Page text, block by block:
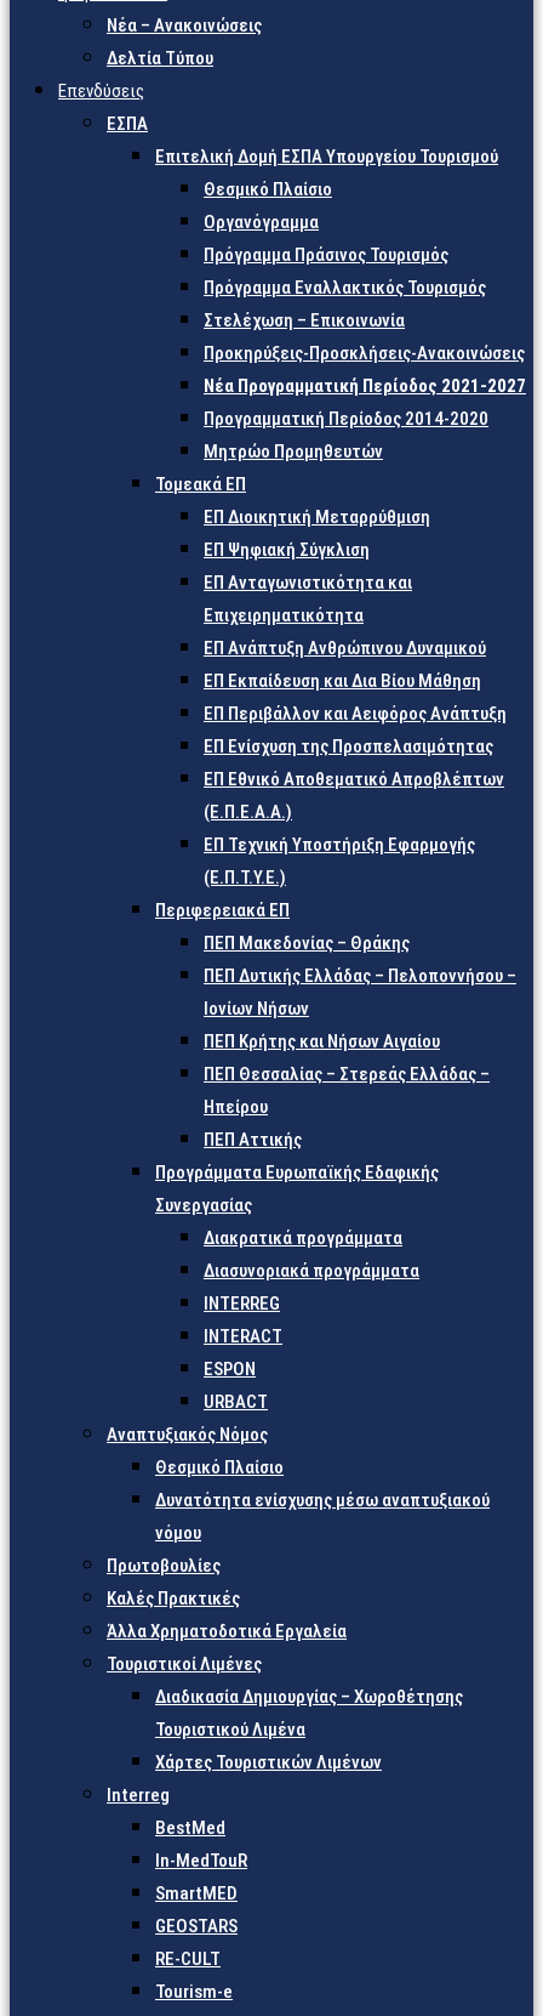
Νέα – Ανακοινώσεις
Δελτία Τύπου
Επενδύσεις
ΕΣΠΑ
Επιτελική Δομή ΕΣΠΑ Υπουργείου Τουρισμού
Θεσμικό Πλαίσιο
Οργανόγραμμα
Πρόγραμμα Πράσινος Τουρισμός
Πρόγραμμα Εναλλακτικός Τουρισμός
Στελέχωση – Επικοινωνία
Προκηρύξεις-Προσκλήσεις-Ανακοινώσεις
Νέα Προγραμματική Περίοδος 2021-2027
Προγραμματική Περίοδος 2014-2020
Μητρώο Προμηθευτών
Τομεακά ΕΠ
ΕΠ Διοικητική Μεταρρύθμιση
ΕΠ Ψηφιακή Σύγκλιση
ΕΠ Ανταγωνιστικότητα και
Επιχειρηματικότητα
ΕΠ Ανάπτυξη Ανθρώπινου Δυναμικού
ΕΠ Εκπαίδευση και Δια Βίου Μάθηση
ΕΠ Περιβάλλον και Αειφόρος Ανάπτυξη
ΕΠ Ενίσχυση της Προσπελασιμότητας
ΕΠ Εθνικό Αποθεματικό Απροβλέπτων
(Ε.Π.Ε.Α.Α.)
ΕΠ Τεχνική Υποστήριξη Εφαρμογής
(Ε.Π.Τ.Υ.Ε.)
Περιφερειακά ΕΠ
ΠΕΠ Μακεδονίας – Θράκης
ΠΕΠ Δυτικής Ελλάδας – Πελοποννήσου –
Ιονίων Νήσων
ΠΕΠ Κρήτης και Νήσων Αιγαίου
ΠΕΠ Θεσσαλίας – Στερεάς Ελλάδας –
Ηπείρου
ΠΕΠ Αττικής
Προγράμματα Ευρωπαϊκής Εδαφικής
Συνεργασίας
Διακρατικά προγράμματα
Διασυνοριακά προγράμματα
INTERREG
INTERACT
ESPON
URBACT
Αναπτυξιακός Νόμος
Θεσμικό Πλαίσιο
Δυνατότητα ενίσχυσης μέσω αναπτυξιακού
νόμου
Πρωτοβουλίες
Καλές Πρακτικές
Άλλα Χρηματοδοτικά Εργαλεία
Τουριστικοί Λιμένες
Διαδικασία Δημιουργίας – Χωροθέτησης
Τουριστικού Λιμένα
Χάρτες Τουριστικών Λιμένων
Interreg
BestMed
In-MedTouR
SmartMED
GEOSTARS
RE-CULT
Tourism-e